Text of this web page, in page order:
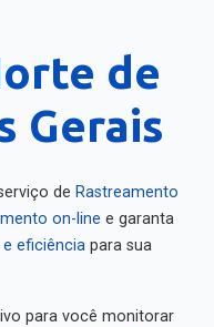
de
Gerais
de Rastreamento
on-line e garanta
eficiência para sua
para você monitorar